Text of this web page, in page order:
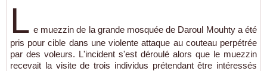
L e muezzin de la grande mosquée de Daroul Mouhty a été
pris pour cible dans une violente attaque au couteau perpétrée
par des voleurs. L'incident s'est déroulé alors que le muezzin
recevait la visite de trois individus prétendant être intéressés